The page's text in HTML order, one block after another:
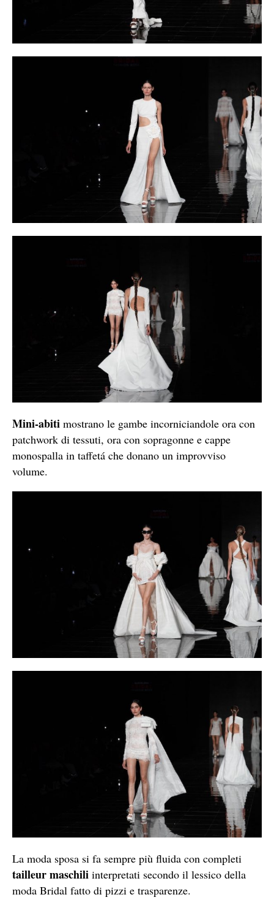
Mini-abiti mostrano le gambe incorniciandole ora con
patchwork di tessuti, ora con sopragonne e cappe
monospalla in taffetá che donano un improvviso
volume.
La moda sposa si fa sempre più fluida con completi
tailleur maschili interpretati secondo il lessico della
moda Bridal fatto di pizzi e trasparenze.